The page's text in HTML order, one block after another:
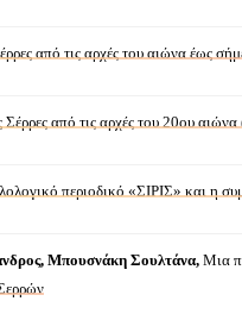
από τις αρχές του αιώνα έως
από τις αρχές του 20ου
περιοδικό «ΣΙΡΙΣ» και η
Μπουσνάκη Σουλτάνα, Μια